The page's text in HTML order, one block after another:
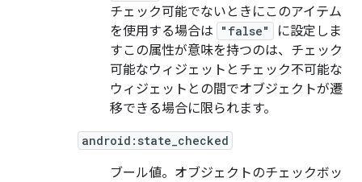
チェック可能でないときにこのアイテム
を使用する場合は
"false"
に設定しま
すこの属性が意味を持つのは、チェック
可能なウィジェットとチェック不可能な
ウィジェットとの間でオブジェクトが遷
移できる場合に限られます。
android:state_checked
ブール値。オブジェクトのチェックボッ